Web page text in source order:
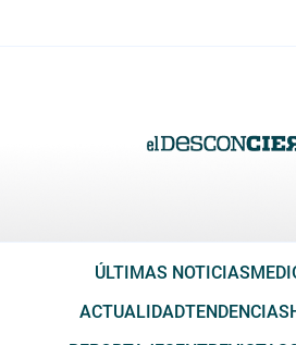
ÚLTIMAS NOTICIAS
ACTUALIDADTENDENCIAS